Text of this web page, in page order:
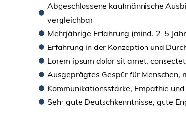
Abgeschlossene kaufmännische
vergleichbar
Mehrjährige Erfahrung (mind. 2–5
Erfahrung in der Konzeption und
Lorem ipsum dolor sit amet,
Ausgeprägtes Gespür für Menschen,
Kommunikationsstärke, Empathie
Sehr gute Deutschkenntnisse, gute